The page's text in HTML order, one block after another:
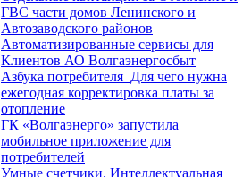
ГВС части домов Ленинского и
Автозаводского районов
Автоматизированные сервисы для
Клиентов АО Волгаэнергосбыт
Азбука потребителя_Для чего нужна
ежегодная корректировка платы за
отопление
ГК «Волгаэнерго» запустила
мобильное приложение для
потребителей
Умные счетчики. Интеллектуальная